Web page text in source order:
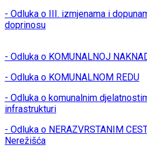
- Odluka o III. izmjenama i
doprinosu
- Odluka o KOMUNALNOJ
- Odluka o KOMUNALNOM REDU
- Odluka o komunalnim
infrastrukturi
- Odluka o NERAZVRSTANIM
Nerežišća